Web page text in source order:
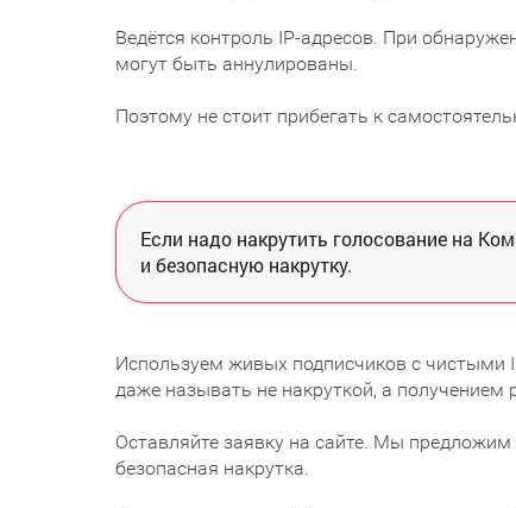
Ведётся контроль IP-адресов. При
могут быть аннулированы.
Поэтому не стоит прибегать к
Если надо накрутить голосование на
и безопасную накрутку.
Используем живых подписчиков с
даже называть не накруткой, а
Оставляйте заявку на сайте. Мы
безопасная накрутка.